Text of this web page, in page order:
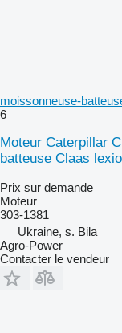
moissonneuse-
6
Moteur Caterpillar
batteuse Claas
Prix sur demande
Moteur
303-1381
Ukraine, s. Bila
Agro-Power
Contacter le vendeur